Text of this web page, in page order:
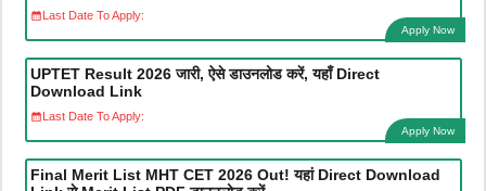
Last Date To Apply:
Apply Now
UPTET Result 2026 जारी, ऐसे डाउनलोड करें, यहाँ Direct
Download Link
Last Date To Apply:
Apply Now
Final Merit List MHT CET 2026 Out! यहां Direct Download